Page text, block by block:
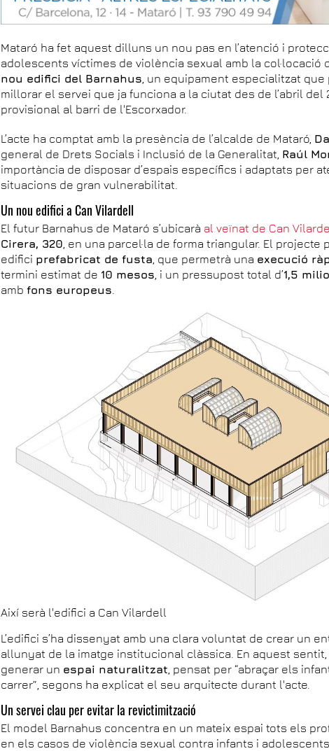
Mataró ha fet aquest dilluns un nou pas en l’atenció i
adolescents víctimes de violència sexual amb la col·locació
nou edifici del Barnahus , un equipament especialitzat
millorar el servei que ja funciona a la ciutat des de l’abril del
provisional al barri de l'Escorxador.
L’acte ha comptat amb la presència de l’alcalde de Mataró,
general de Drets Socials i Inclusió de la Generalitat, Raúl
importància de disposar d’espais específics i adaptats per
situacions de gran vulnerabilitat.
Un nou edifici a Can Vilardell
El futur Barnahus de Mataró s’ubicarà al veïnat de Can
Cirera, 320 , en una parcel·la de forma triangular. El
edifici prefabricat de fusta , que permetrà una execució
termini estimat de 10 mesos , i un pressupost total d’1,5
ambfons europeus
Així serà l'edifici a Can Vilardell
L’edifici s’ha dissenyat amb una clara voluntat de crear un
allunyat de la imatge institucional clàssica. En aquest sentit,
generar un espai naturalitzat , pensat per “abraçar els
carrer”, segons ha explicat el seu arquitecte durant l'acte.
Un servei clau per evitar la revictimització
El model Barnahus concentra en un mateix espai tots els
en els casos de violència sexual contra infants i